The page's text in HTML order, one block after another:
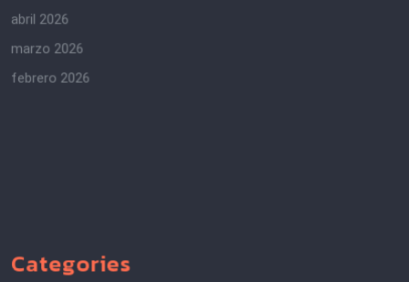
abril 2026
marzo 2026
febrero 2026
Categories